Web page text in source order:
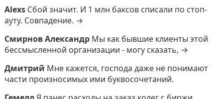
Alexs Сбой значит. И 1 млн баксов списали по стоп-
ауту. Совпадение. →
Смирнов Александр Мы как бывшие клиенты этой
бессмысленной организации - могу сказать, →
Дмитрий Мне кажется, господа даже не понимают
части произносимых ими буквосочетаний.